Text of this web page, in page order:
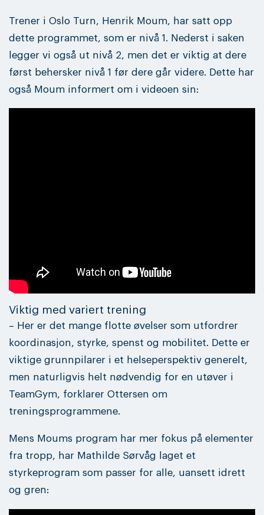
Trener i Oslo Turn, Henrik Moum, har satt opp
dette programmet, som er nivå 1. Nederst i saken
legger vi også ut nivå 2, men det er viktig at dere
først behersker nivå 1 før dere går videre. Dette har
også Moum informert om i videoen sin:
Viktig med variert trening
– Her er det mange flotte øvelser som utfordrer
koordinasjon, styrke, spenst og mobilitet. Dette er
viktige grunnpilarer i et helseperspektiv generelt,
men naturligvis helt nødvendig for en utøver i
TeamGym, forklarer Ottersen om
treningsprogrammene.
Mens Moums program har mer fokus på elementer
fra tropp, har Mathilde Sørvåg laget et
styrkeprogram som passer for alle, uansett idrett
og gren: